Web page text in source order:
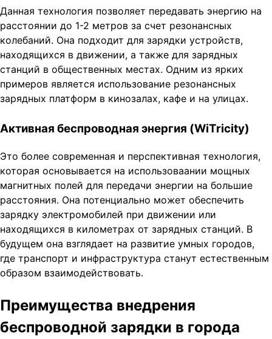
Данная технология позволяет передавать энергию на
расстоянии до 1-2 метров за счет резонансных
колебаний. Она подходит для зарядки устройств,
находящихся в движении, а также для зарядных
станций в общественных местах. Одним из ярких
примеров является использование резонансных
зарядных платформ в кинозалах, кафе и на улицах.
Активная беспроводная энергия (WiTricity)
Это более современная и перспективная технология,
которая основывается на использоваании мощных
магнитных полей для передачи энергии на большие
расстояния. Она потенциально может обеспечить
зарядку электромобилей при движении или
находящихся в километрах от зарядных станций. В
будущем она взглядает на развитие умных городов,
где транспорт и инфраструктура станут естественным
образом взаимодействовать.
Преимущества внедрения
беспроводной зарядки в города